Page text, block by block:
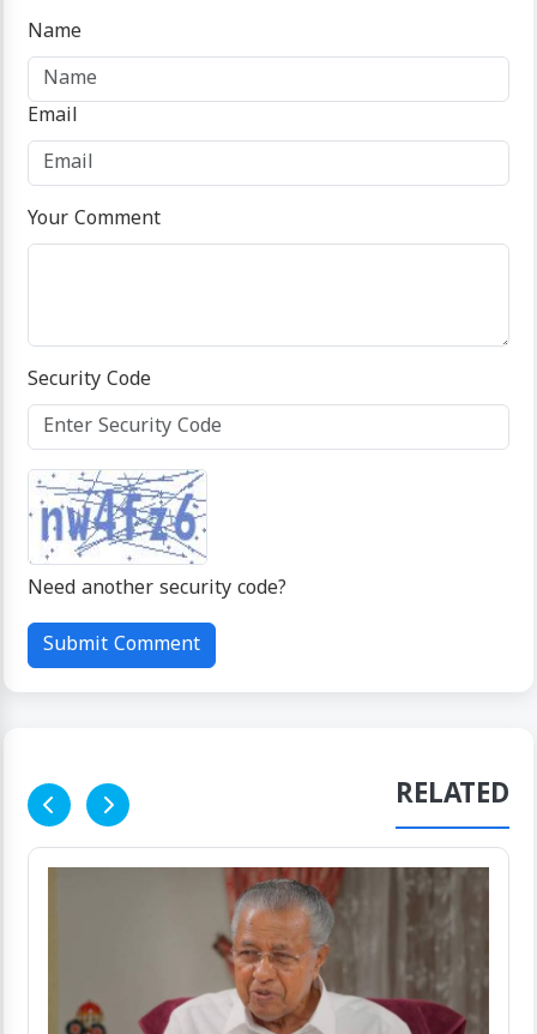
Name
Email
Your Comment
Security Code
Need another security code?
Submit Comment
RELATED